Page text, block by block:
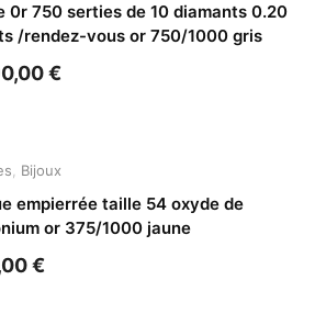
0r 750 serties de 10 diamants 0.20
/rendez-vous or 750/1000 gris
€
, Bijoux
empierrée taille 54 oxyde de
or 375/1000 jaune
€